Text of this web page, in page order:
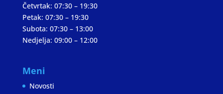
Četvrtak: 07:30 – 19:30
Petak: 07:30 – 19:30
Subota: 07:30 – 13:00
Nedjelja: 09:00 – 12:00
Meni
Novosti